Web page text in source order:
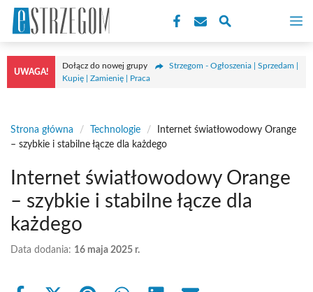
Przejdź
treści
UWAGA!
Dołącz do nowej grupy
Strzegom - Ogłoszenia | Sprzedam |
Kupię | Zamienię | Praca
Strona główna / Technologie /
Internet światłowodowy Orange
– szybkie i stabilne łącze dla każdego
Internet światłowodowy Orange
– szybkie i stabilne łącze dla
każdego
Data dodania: 16 maja 2025 r.